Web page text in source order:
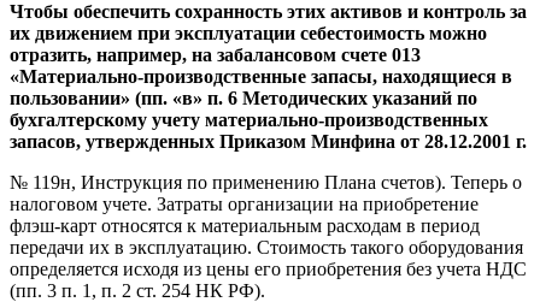
Чтобы обеспечить сохранность этих активов и контроль за
их движением при эксплуатации себестоимость можно
отразить, например, на забалансовом счете 013
«Материально-производственные запасы, находящиеся в
пользовании» (пп. «в» п. 6 Методических указаний по
бухгалтерскому учету материально-производственных
запасов, утвержденных Приказом Минфина от 28.12.2001 г.
№ 119н, Инструкция по применению Плана счетов). Теперь о
налоговом учете. Затраты организации на приобретение
флэш-карт относятся к материальным расходам в период
передачи их в эксплуатацию. Стоимость такого оборудования
определяется исходя из цены его приобретения без учета НДС
(пп. 3 п. 1, п. 2 ст. 254 НК РФ).